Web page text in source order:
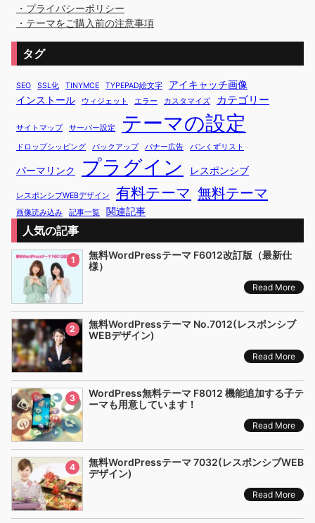
・プライバシーポリシー
・テーマをご購入前の注意事項
タグ
SEO SSL化 TINYMCE TYPEPAD絵文字
アイキャッチ画像
インストール
ウィジェット エラー カスタマイズ カテゴリー
サイトマップ サーバー設定 テーマの設定
ドロップシッピング バックアップ バナー広告 パンくずリスト
パーマリンク プラグイン レスポンシブ
レスポンシブWEBデザイン 有料テーマ 無料テーマ
画像読み込み 記事一覧 関連記事
人気の記事
1
無料WordPressテーマ F6012改訂版（最新仕
様）
Read More
2
無料WordPressテーマ No.7012(レスポンシブ
WEBデザイン)
Read More
3
WordPress無料テーマ F8012 機能追加する子テ
ーマも用意しています！
Read More
4
無料WordPressテーマ 7032(レスポンシブWEB
デザイン)
Read More